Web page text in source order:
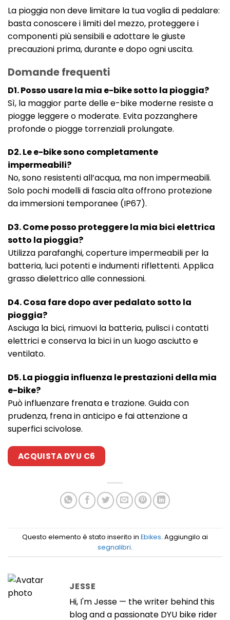
La pioggia non deve limitare la tua voglia di pedalare:
basta conoscere i limiti del mezzo, proteggere i
componenti più sensibili e adottare le giuste
precauzioni prima, durante e dopo ogni uscita.
Domande frequenti
D1. Posso usare la mia e-bike sotto la pioggia?
Sì, la maggior parte delle e-bike moderne resiste a
piogge leggere o moderate. Evita pozzanghere
profonde o piogge torrenziali prolungate.
D2. Le e-bike sono completamente
impermeabili?
No, sono resistenti all’acqua, ma non impermeabili.
Solo pochi modelli di fascia alta offrono protezione
da immersioni temporanee (IP67).
D3. Come posso proteggere la mia bici elettrica
sotto la pioggia?
Utilizza parafanghi, coperture impermeabili per la
batteria, luci potenti e indumenti riflettenti. Applica
grasso dielettrico alle connessioni.
D4. Cosa fare dopo aver pedalato sotto la
pioggia?
Asciuga la bici, rimuovi la batteria, pulisci i contatti
elettrici e conserva la bici in un luogo asciutto e
ventilato.
D5. La pioggia influenza le prestazioni della mia
e-bike?
Può influenzare frenata e trazione. Guida con
prudenza, frena in anticipo e fai attenzione a
superfici scivolose.
ACQUISTA DYU C6
Questo elemento è stato inserito in Ebikes. Aggiungilo ai
segnalibri.
JESSE
Hi, I'm Jesse — the writer behind this
blog and a passionate DYU bike rider